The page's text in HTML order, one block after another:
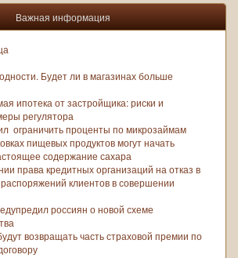
Важная информация
Будет ли в магазинах больше
ипотека от застройщика: риски и
регулятора
ограничить проценты по микрозаймам
пищевых продуктов могут начать
содержание сахара
права кредитных организаций на отказ в
клиентов в совершении
россиян о новой схеме
возвращать часть страховой премии по